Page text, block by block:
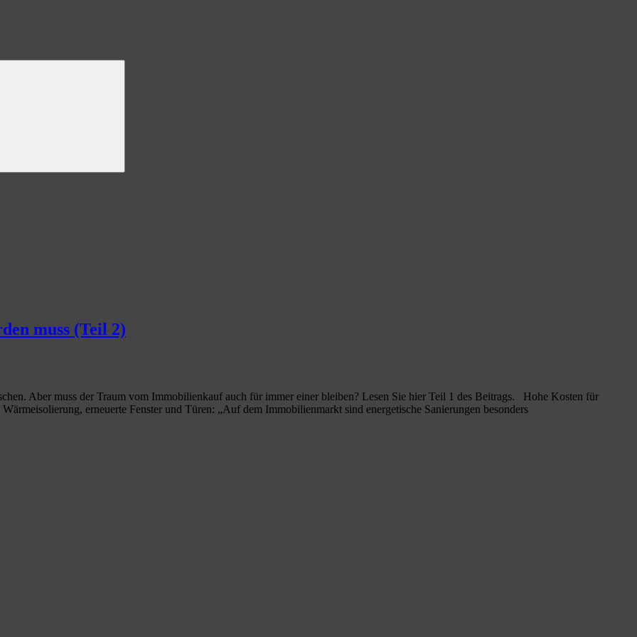
muss (Teil 2)
Aber muss der Traum vom Immobilienkauf auch für immer einer bleiben? Lesen Sie hier Teil 1 des Beitrags. Hohe Kosten für
erneuerte Fenster und Türen: „Auf dem Immobilienmarkt sind energetische Sanierungen besonders